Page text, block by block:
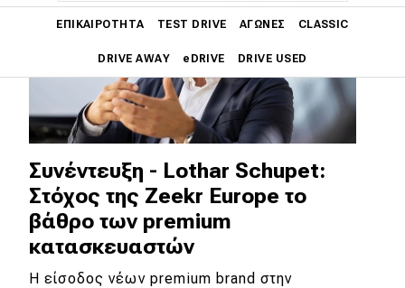
ΕΠΙΚΑΙΡΌΤΗΤΑ TEST DRIVE ΑΓΏΝΕΣ CLASSIC
DRIVE AWAY eDRIVE DRIVE USED
Main navigation
Επικαιρότητα
Νέα μοντέλα
Πρωτότυπα
Ελλάδα
Κόσμος
Συνέντευξη - Lothar Schupet:
Στόχος της Zeekr Europe το
βάθρο των premium
κατασκευαστών
Η είσοδος νέων premium brand στην